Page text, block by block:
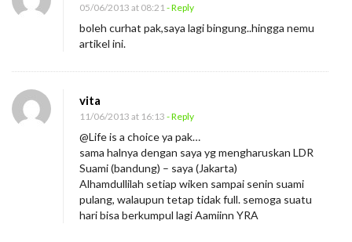
05/06/2013 at 08:21- Reply
boleh curhat pak,saya lagi bingung..hingga nemu
artikel ini.
vita
11/06/2013 at 16:13 - Reply
@Life is a choice ya pak…
sama halnya dengan saya yg mengharuskan LDR
Suami (bandung) – saya (Jakarta)
Alhamdullilah setiap wiken sampai senin suami
pulang, walaupun tetap tidak full. semoga suatu
hari bisa berkumpul lagi Aamiinn YRA